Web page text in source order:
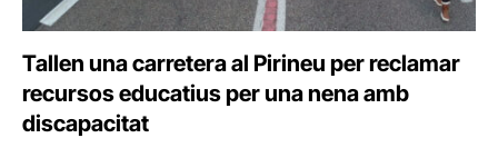
Tallen una carretera al Pirineu per reclamar
recursos educatius per una nena amb
discapacitat